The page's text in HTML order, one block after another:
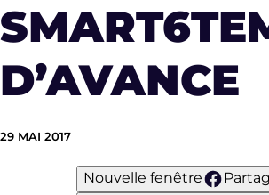
D’AVANCE
29 MAI 2017
Nouvelle fenêtre